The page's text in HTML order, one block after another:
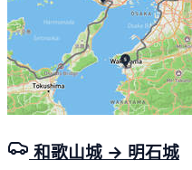
和歌山城 → 明石城